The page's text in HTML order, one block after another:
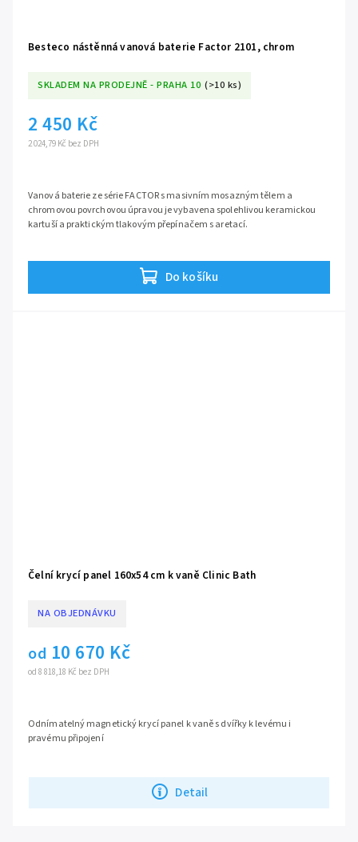
Besteco nástěnná vanová baterie Factor 2101, chrom
SKLADEM NA PRODEJNĚ - PRAHA 10 (>10 ks)
2 024,79 Kč bez DPH
2 450 Kč
Do košíku
Vanová baterie ze série FACTOR s masivním mosazným tělem a
chromovou povrchovou úpravou je vybavena spolehlivou keramickou
kartuší a praktickým tlakovým přepínačem s aretací.
Série:Factor
Čelní krycí panel 160x54 cm k vaně Clinic Bath
NA OBJEDNÁVKU
od 8 818,18 Kč bez DPH
od 10 670 Kč
Detail
Odnímatelný magnetický krycí panel k vaně s dvířky k levému i
pravému připojení